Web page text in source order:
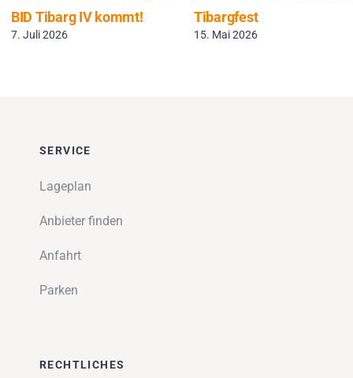
BID Tibarg IV kommt!
7. Juli 2026
Tibargfest
15. Mai 2026
SERVICE
Lageplan
Anbieter finden
Anfahrt
Parken
RECHTLICHES